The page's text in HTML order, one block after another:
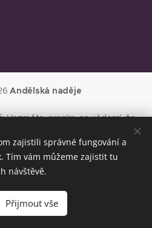
Andělská naděje
Vezměte, prosím, na vědomí, že
lékařské či jiné zdravotní služby,
jakýchkoli obtíží se vždy
psychoterapeutem
Cookies
zajistili správné fungování a
Tím vám můžeme zajistit tu
návštěvě.
Přijmout vše